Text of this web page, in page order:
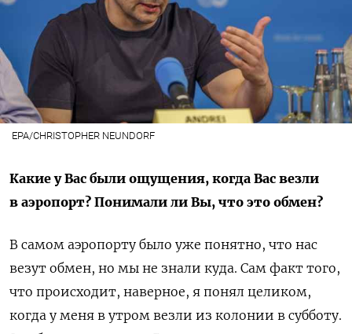
EPA/CHRISTOPHER NEUNDORF
Какие у Вас были ощущения, когда Вас везли
в аэропорт? Понимали ли Вы, что это обмен?
В самом аэропорту было уже понятно, что нас
везут обмен, но мы не знали куда. Сам факт того,
что происходит, наверное, я понял целиком,
когда у меня в утром везли из колонии в субботу.